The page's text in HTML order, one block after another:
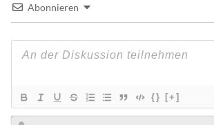
Abonnieren
{} [+]